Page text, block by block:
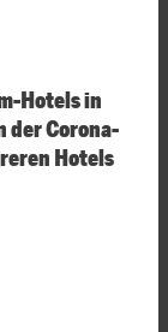
Hotels in
der Corona-
Hotels